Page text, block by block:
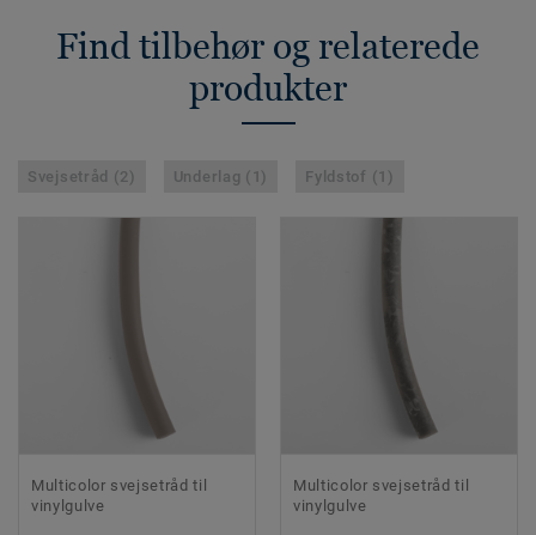
Find tilbehør og relaterede
produkter
Svejsetråd (2) Underlag (1) Fyldstof (1)
Multicolor svejsetråd til
vinylgulve
Multicolor svejsetråd til
vinylgulve